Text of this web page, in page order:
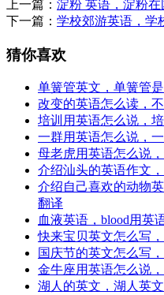
上一篇： 淀粉 英语，淀粉在
下一篇： 学校郊游英语，学
猜你喜欢
单簧管英文，单簧管
改变的英语怎么读，
培训用英语怎么说，
一群用英语怎么说，
母老虎用英语怎么说
介绍汕头的英语作文
介绍自己喜欢的动物
翻译
血液英语，blood用英
快来宝贝英文怎么写
国庆节的英文怎么写
金牛座用英语怎么说
湖人的英文，湖人英